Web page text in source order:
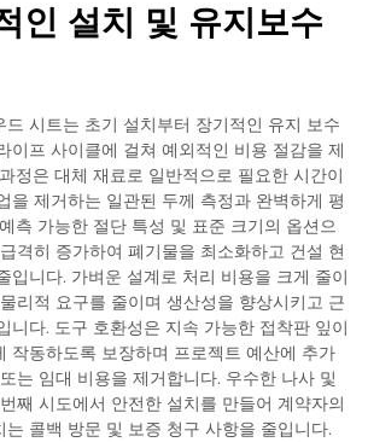
인 설치 및 유지보수
드 시트는 초기 설치부터 장기적인 유지 보수
이프 사이클에 걸쳐 예외적인 비용 절감을 제
정은 대체 재료로 일반적으로 필요한 시간이
을 제거하는 일관된 두께 측정과 완벽하게 평
측 가능한 절단 특성 및 표준 크기의 옵션으
격히 증가하여 폐기물을 최소화하고 건설 현
입니다. 가벼운 설계로 처리 비용을 크게 줄이
리적 요구를 줄이며 생산성을 향상시키고 근
니다. 도구 호환성은 지속 가능한 접착판 잎이
작동하도록 보장하며 프로젝트 예산에 추가
는 임대 비용을 제거합니다. 우수한 나사 및
째 시도에서 안전한 설치를 만들어 계약자의
는 콜백 방문 및 보증 청구 사항을 줄입니다.